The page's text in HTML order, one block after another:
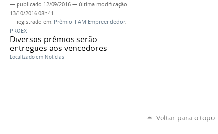
— publicado 12/09/2016 — última modificação
13/10/2016 08h41
— registrado em: Prêmio IFAM Empreendedor,
PROEX
Diversos prêmios serão
entregues aos vencedores
Localizado em Notícias
Voltar para o topo